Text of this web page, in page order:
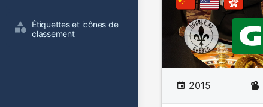
Étiquettes et icônes de
classement
2015